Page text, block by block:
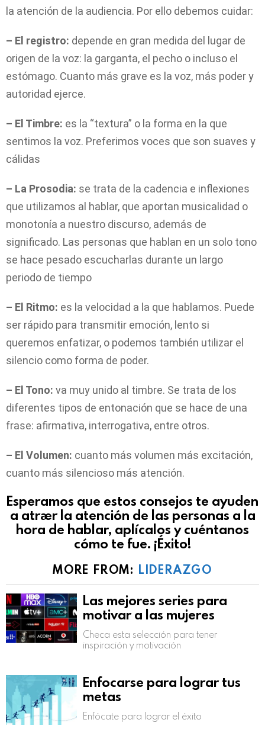
la atención de la audiencia. Por ello debemos cuidar:
– El registro: depende en gran medida del lugar de
origen de la voz: la garganta, el pecho o incluso el
estómago. Cuanto más grave es la voz, más poder y
autoridad ejerce.
– El Timbre: es la “textura” o la forma en la que
sentimos la voz. Preferimos voces que son suaves y
cálidas
– La Prosodia: se trata de la cadencia e inflexiones
que utilizamos al hablar, que aportan musicalidad o
monotonía a nuestro discurso, además de
significado. Las personas que hablan en un solo tono
se hace pesado escucharlas durante un largo
periodo de tiempo
– El Ritmo: es la velocidad a la que hablamos. Puede
ser rápido para transmitir emoción, lento si
queremos enfatizar, o podemos también utilizar el
silencio como forma de poder.
– El Tono: va muy unido al timbre. Se trata de los
diferentes tipos de entonación que se hace de una
frase: afirmativa, interrogativa, entre otros.
– El Volumen: cuanto más volumen más excitación,
cuanto más silencioso más atención.
Esperamos que estos consejos te ayuden
a atraer la atención de las personas a la
hora de hablar, aplícalos y cuéntanos
cómo te fue. ¡Éxito!
MORE FROM: LIDERAZGO
Las mejores series para
motivar a las mujeres
Checa esta selección para tener
inspiración y motivación
Enfocarse para lograr tus
metas
Enfócate para lograr el éxito